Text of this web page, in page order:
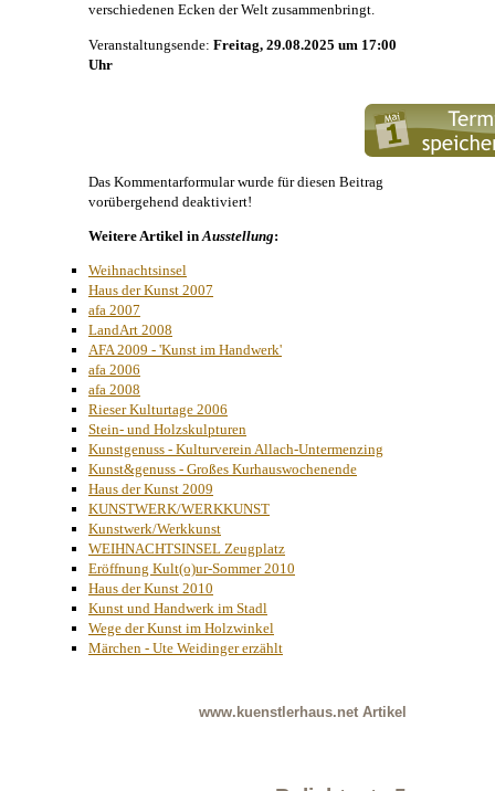
verschiedenen Ecken der Welt zusammenbringt.
Veranstaltungsende: Freitag, 29.08.2025 um 17:00
Uhr
Das Kommentarformular wurde für diesen Beitrag
vorübergehend deaktiviert!
Weitere Artikel in Ausstellung:
Weihnachtsinsel
Haus der Kunst 2007
afa 2007
LandArt 2008
AFA 2009 - 'Kunst im Handwerk'
afa 2006
afa 2008
Rieser Kulturtage 2006
Stein- und Holzskulpturen
Kunstgenuss - Kulturverein Allach-Untermenzing
Kunst&genuss - Großes Kurhauswochenende
Haus der Kunst 2009
KUNSTWERK/WERKKUNST
Kunstwerk/Werkkunst
WEIHNACHTSINSEL Zeugplatz
Eröffnung Kult(o)ur-Sommer 2010
Haus der Kunst 2010
Kunst und Handwerk im Stadl
Wege der Kunst im Holzwinkel
Märchen - Ute Weidinger erzählt
www.kuenstlerhaus.net Artikel